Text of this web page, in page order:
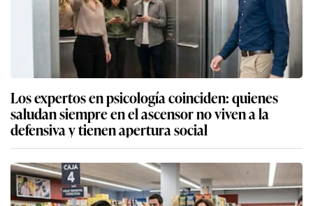
Los expertos en psicología coinciden: quienes
saludan siempre en el ascensor no viven a la
defensiva y tienen apertura social